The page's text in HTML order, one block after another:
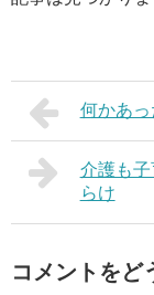
何かあ
介護も
らけ
コメントをど